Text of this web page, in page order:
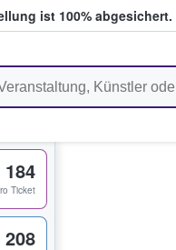
ist 100% abgesichert.
184
Ticket
208